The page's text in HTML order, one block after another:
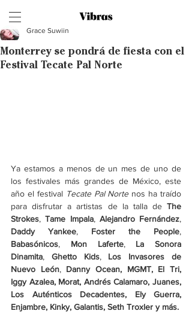
Monterrey se pondrá de fiesta con el
Festival Tecate Pal Norte
Grace Suwiin
Ya estamos a menos de un mes de uno de
los festivales más grandes de México, este
año el festival Tecate Pal Norte nos ha traído
para disfrutar a artistas de la talla de The
Strokes, Tame Impala, Alejandro Fernández
Daddy Yankee, Foster the People
Babasónicos, Mon Laferte, La Sonora
Dinamita, Ghetto Kids, Los Invasores de
Nuevo León, Danny Ocean, MGMT, El Tri,
Iggy Azalea, Morat, Andrés Calamaro, Juanes,
Los Auténticos Decadentes, Ely Guerra,
Enjambre, Kinky, Galantis, Seth Troxler y más.